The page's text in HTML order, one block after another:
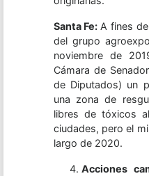
Santa Fe: A fines
del grupo
noviembre de
Cámara de
de Diputados) un
una zona de
libres de tóxicos
ciudades, pero el
largo de 2020.
Acciones